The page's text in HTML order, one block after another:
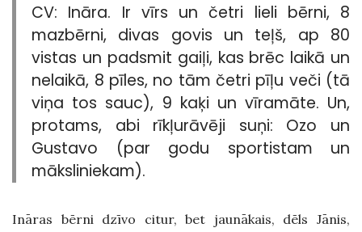
CV: Ināra. Ir vīrs un četri lieli bērni, 8
mazbērni, divas govis un teļš, ap 80
vistas un padsmit gaiļi, kas brēc laikā un
nelaikā, 8 pīles, no tām četri pīļu veči (tā
viņa tos sauc), 9 kaķi un vīramāte. Un,
protams, abi rīkļurāvēji suņi: Ozo un
Gustavo (par godu sportistam un
māksliniekam).
Ināras bērni dzīvo citur, bet jaunākais, dēls Jānis,